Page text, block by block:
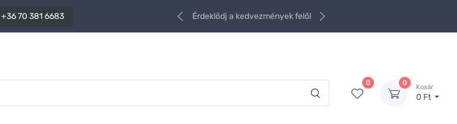
+36 70 381 6683 Érdeklődj a kedvezmények felől
0 0
Kosár
0 Ft